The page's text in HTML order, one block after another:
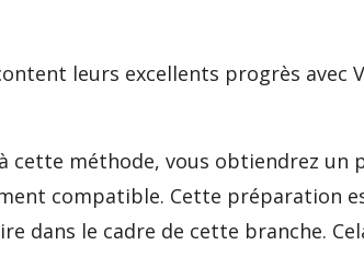
leurs excellents progrès avec
cette méthode, vous obtiendrez un
compatible. Cette préparation
dans le cadre de cette branche.